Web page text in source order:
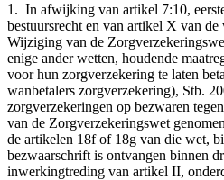
1. In afwijking van artikel 7:10,
bestuursrecht en van artikel X van
Wijziging van de
enige ander wetten, houdende
voor hun zorgverzekering te laten
wanbetalers zorgverzekering), Stb.
zorgverzekeringen op bezwaren
van de Zorgverzekeringswet
de artikelen 18f of 18g van die wet,
bezwaarschrift is ontvangen binnen
inwerkingtreding van artikel II,